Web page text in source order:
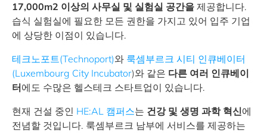
17,000m2 이상의 사무실 및 실험실 공간을 제공합니다.
습식 실험실에 필요한 모든 권한을 가지고 있어 입주 기업
에 상당한 이점이 있습니다.
테크노포트(Technoport)와 룩셈부르크 시티 인큐베이터
(Luxembourg City Incubator)와 같은 다른 여러 인큐베이
터에도 수많은 헬스테크 스타트업이 있습니다.
현재 건설 중인 HE:AL 캠퍼스는 건강 및 생명 과학 혁신에
전념할 것입니다. 룩셈부르크 남부에 서비스를 제공하는